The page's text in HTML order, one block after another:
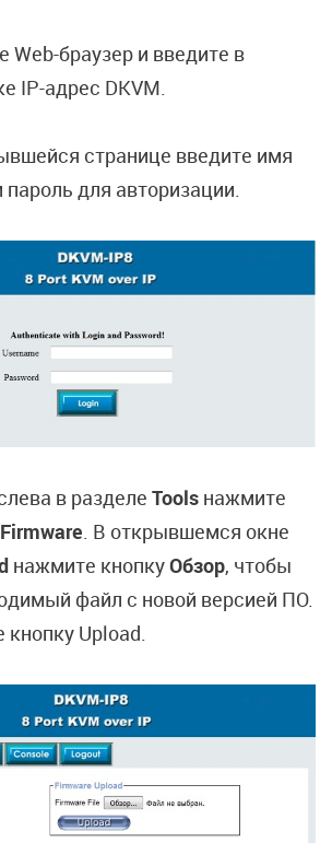
Web-браузер и введите в
IP-адрес DKVM.
странице введите имя
пароль для авторизации.
в разделе Tools нажмите
. В открывшемся окне
нажмите кнопкуОбзор, чтобы
файл с новой версией ПО.
Upload.